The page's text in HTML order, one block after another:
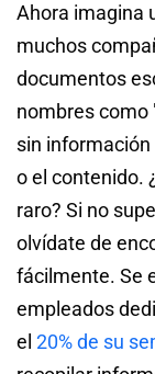
Ahora imagina
muchos
documentos
nombres como
sin
o el contenido.
raro? Si no
olvídate de
fácilmente. Se
empleados
el 20% de su